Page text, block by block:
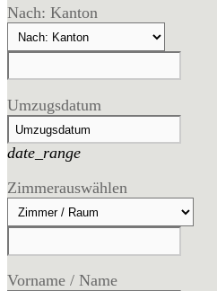
Nach: Kanton
Umzugsdatum
date_range
Zimmerauswählen
Vorname / Name